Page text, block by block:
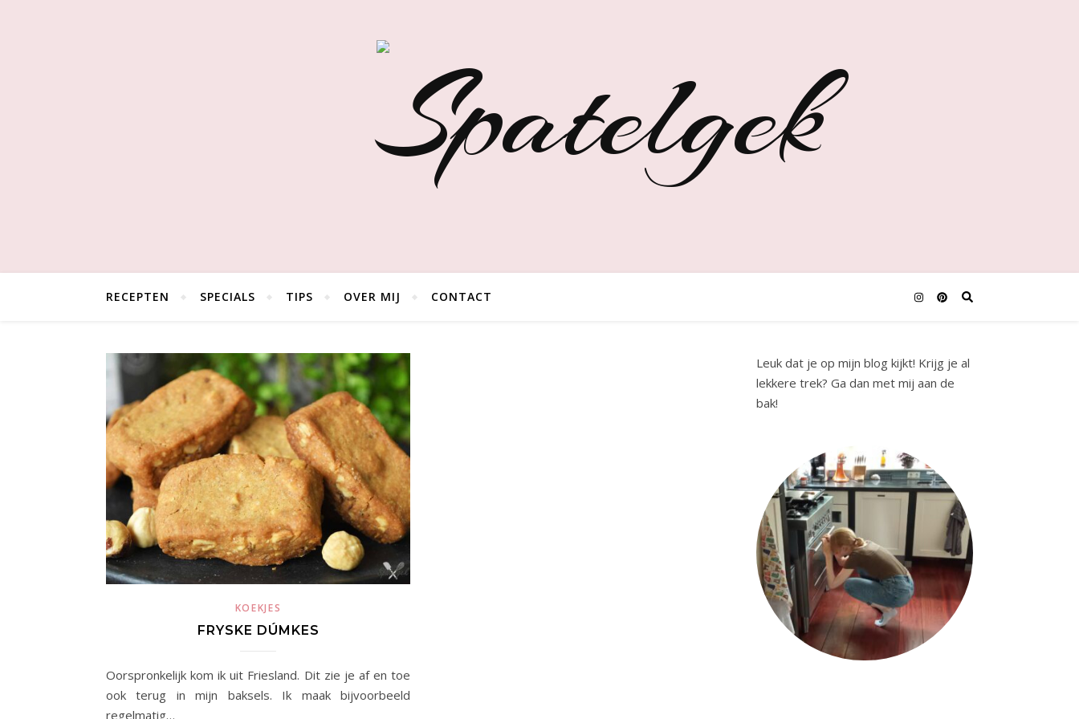
RECEPTEN SPECIALS TIPS OVER MIJ CONTACT
KOEKJES
FRYSKE DÚMKES
Oorspronkelijk kom ik uit Friesland. Dit zie je af en toe
ook terug in mijn baksels. Ik maak bijvoorbeeld
regelmatig…
Leuk dat je op mijn blog kijkt! Krijg je al
lekkere trek? Ga dan met mij aan de
bak!